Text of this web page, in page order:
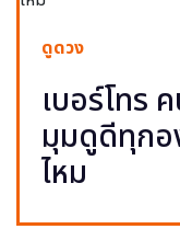
ดูดวง
เบอร์โทร
มุมดูดีทุกอ
ไหม